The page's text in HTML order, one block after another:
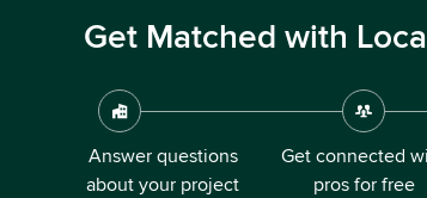
Get Matched with
Answer questions
about your project
Get connected
pros for free